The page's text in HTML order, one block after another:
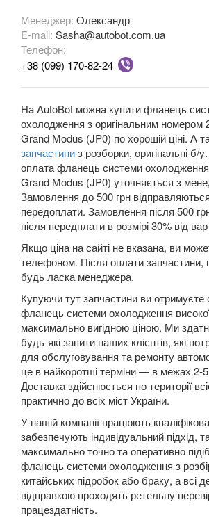
Captur (J5)
Clio III (BR, CR, KR)
Duster (FE, HS)
Fluence (L3, B3)
Espace IV (JK0)
Grand Espace IV (JK0)
Kadjar
Kangoo II (FW, KW)
Koleos I (HY0)
Koleos II
Laguna II (BG, KG)
Laguna III (BT, DT, KT)
Latitude (L7)
Master III (HD, FD, JD)
Megane II (BM, CM, KM, LM, EM)
Менеджер: Олександр
E-mail: Sasha@autobot.com.ua
Телефон:
+38 (099) 170-82-24
На AutoBot можна купити фланець
охолодження з оригінальним номером
Grand Modus (JP0) по хорошій ціні. А
запчастиниз розборки, оригінальні б/
оплата фланець системи
Grand Modus (JP0) уточняється з
Замовлення до 500 грн
передоплати. Замовлення після 500
після передплати в розмірі 30% від
Якщо ціна на сайті не вказана, ви
телефоном. Після оплати запчастини,
будь ласка менеджера.
Купуючи тут запчастини ви отримуєте
фланець системи охолодження
максимально вигідною ціною. Ми
будь-які запити наших клієнтів, які
для обслуговування та ремонту
це в найкоротші терміни — в межах 2-
Доставка здійснюється по території
практично до всіх міст України.
У нашій компанії працюють
забезпечують індивідуальний підхід,
максимально точно та оперативно
фланець системи охолодження з
китайських підробок або браку, а всі
відправкою проходять ретельну
працездатність.